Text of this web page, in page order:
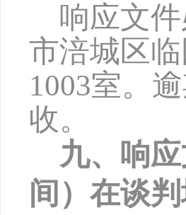
响应文
市涪城区
1003室。
收。
九、响
间）在谈